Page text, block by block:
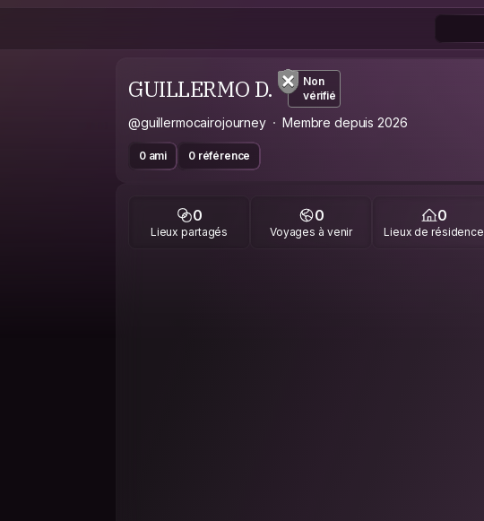
GUILLERMO D.
Non
vérifié
@guillermocairojourney Membre depuis 2026
0 ami 0 référence
0
Lieux partagés
0
Voyages à venir
0
Lieux de résidence